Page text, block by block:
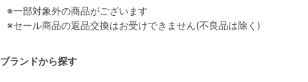
※一部対象外の商品がございます
※セール商品の返品交換はお受けできません(不良品は除く)
ブランドから探す